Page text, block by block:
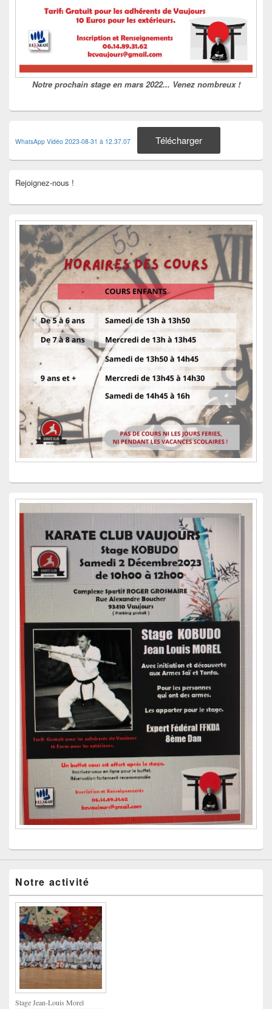
Notre prochain stage en mars 2022... Venez nombreux !
WhatsApp Vidéo 2023-08-31 à 12.37.07 Télécharger
Rejoignez-nous !
Notre activité
Stage Jean-Louis Morel